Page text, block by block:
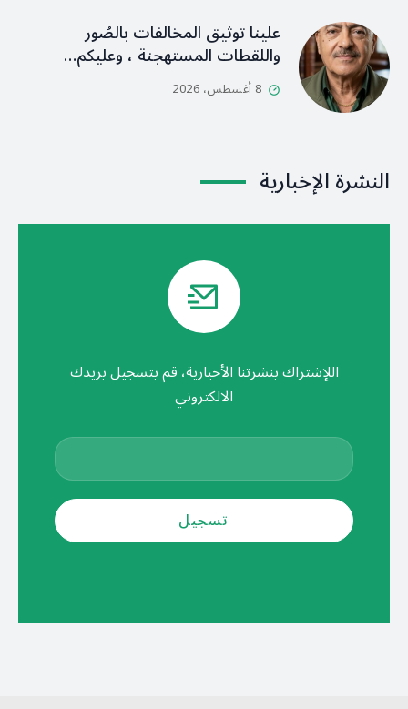
علينا توثيق المخالفات بالصُور
واللقطات المستهجنة ، وعليكم…
8 أغسطس، 2026
النشرة الإخبارية
اللإشتراك بنشرتنا الأخبارية، قم بتسجيل بريدك
الالكتروني